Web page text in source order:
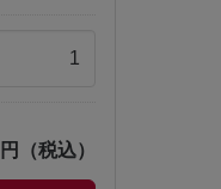
円（税込）